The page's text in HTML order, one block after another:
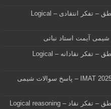
نمونه سوالات آیمت ایتالیا – استدلال و منطق – تفکر انتقادی – Logical
شیمی آیمت استاد نباتی
نمونه سوالات آیمت ایتالیا – استدلال و منطق – تفکر نقادانه – Logical
پاسخ سوالات آیمت ۲۰۲۵ ایتالیا – آزمون IMAT 2025 – پاسخ سوالات شیمی
نمونه سوالات آیمت ایتالیا – استدلال و منطق – تفکر نقاد – Logical reasoning